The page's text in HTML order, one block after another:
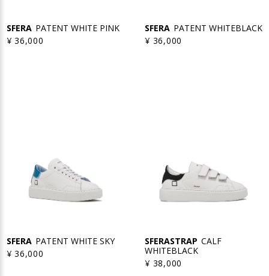
SFERA PATENT WHITE PINK
¥ 36,000
SFERA PATENT WHITEBLACK
¥ 36,000
SFERA PATENT WHITE SKY
¥ 36,000
SFERASTRAP CALF
WHITEBLACK
¥ 38,000